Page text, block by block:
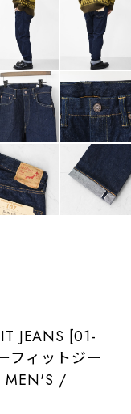
JEANS [01-
フィットジー
MEN'S /